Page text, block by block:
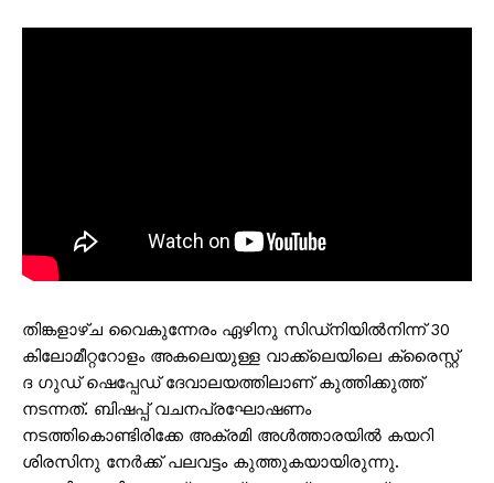
തിങ്കളാഴ്‌ച വൈകുന്നേരം ഏഴിനു സിഡ്നിയിൽനിന്ന് 30
കിലോമീറ്ററോളം അകലെയുള്ള വാക്ക്‌ലെയിലെ ക്രൈസ്റ്റ്
ദ ഗുഡ് ഷെപ്പേഡ് ദേവാലയത്തിലാണ് കുത്തിക്കുത്ത്
നടന്നത്. ബിഷപ്പ് വചനപ്രഘോഷണം
നടത്തികൊണ്ടിരിക്കേ അക്രമി അൾത്താരയിൽ കയറി
ശിരസിനു നേർക്ക് പലവട്ടം കുത്തുകയായിരുന്നു.